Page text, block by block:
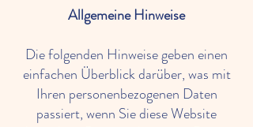
Allgemeine Hinweise
Die folgenden Hinweise geben einen
einfachen Überblick darüber, was mit
Ihren personenbezogenen Daten
passiert, wenn Sie diese Website